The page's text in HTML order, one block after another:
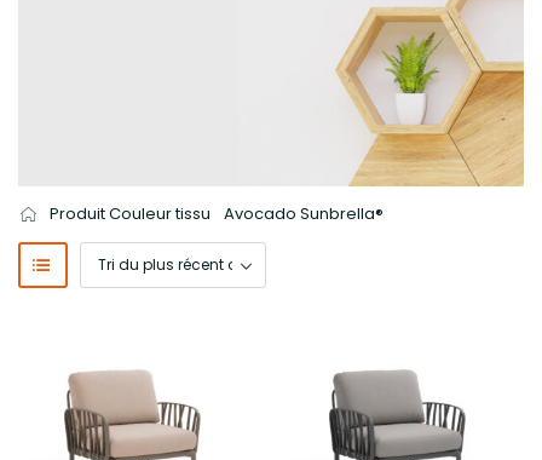
Produit Couleur tissu Avocado Sunbrella®